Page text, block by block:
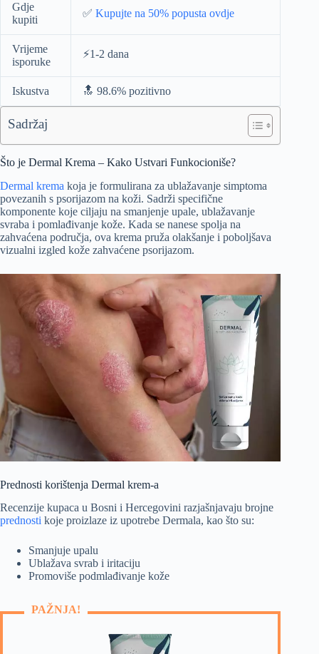
Gdje
kupiti
✅ Kupujte na 50% popusta ovdje
Vrijeme
isporuke
⚡️1-2 dana
Iskustva 🔝 98.6% pozitivno
Sadržaj
Što je Dermal Krema – Kako Ustvari Funkocioniše?
Dermal krema koja je formulirana za ublažavanje simptoma
povezanih s psorijazom na koži. Sadrži specifične
komponente koje ciljaju na smanjenje upale, ublažavanje
svraba i pomlađivanje kože. Kada se nanese spolja na
zahvaćena područja, ova krema pruža olakšanje i poboljšava
vizualni izgled kože zahvaćene psorijazom.
Prednosti korištenja Dermal krem-a
Recenzije kupaca u Bosni i Hercegovini razjašnjavaju brojne
prednosti koje proizlaze iz upotrebe Dermala, kao što su:
Smanjuje upalu
Ublažava svrab i iritaciju
Promoviše podmlađivanje kože
PAŽNJA!